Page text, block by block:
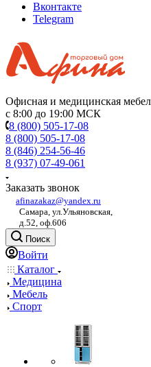
Вконтакте
Telegram
Офисная и медицинская
с 8:00 до 19:00 МСК
8 (800) 505-17-08
8 (800) 505-17-08
8 (846) 254-56-46
8 (937) 07-49-061
Заказать звонок
afinazakaz@yandex.ru
Самара, ул.Ульяновская,
д.52, оф.606
Поиск
Войти
Каталог
Медицина
Мебель
Спорт